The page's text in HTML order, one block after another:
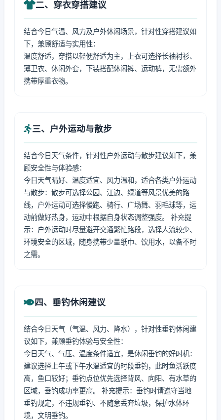
二、穿衣穿搭建议
结合今日气温、风力及户外休闲场景，针对性穿搭建议如
下，兼顾舒适与实用性：
温度舒适，穿搭以轻便舒适为主，上衣可选择长袖衬衫、
薄卫衣、休闲外套，下装搭配休闲裤、运动裤，无需额外
携带厚重衣物。
三、户外运动与散步
结合今日天气条件，针对性户外运动与散步建议如下，兼
顾安全性与体验感：
今日天气晴好、温度适宜、风力温和，适合各类户外运动
与散步：散步可选择公园、江边、绿道等风景优美的路
线，户外运动可选择慢跑、骑行、广场舞、羽毛球等，运
动前做好热身，运动中根据自身状态调整强度。 补充提
示：户外运动时尽量避开交通繁忙路段，选择人流较少、
环境安全的区域，随身携带少量纸巾、饮用水，以备不时
之需。
四、垂钓休闲建议
结合今日天气（气温、风力、降水），针对性垂钓休闲建
议如下，兼顾垂钓体验与安全性：
今日天气、气压、温度条件适宜，是休闲垂钓的好时机：
建议选择上午或下午水温适宜的时段垂钓，此时鱼活跃度
高，鱼口较好；垂钓点位优先选择背风、向阳、有水草的
区域，垂钓成功率更高。 补充提示：垂钓时请遵守当地
垂钓规定，不违规垂钓、不随意丢弃垃圾，保护水体环
境，文明垂钓。